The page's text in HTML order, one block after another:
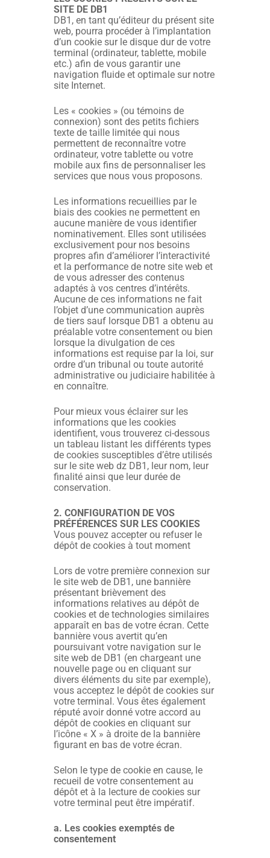
SITE DE DB1
DB1, en tant qu’éditeur du présent site
web, pourra procéder à l’implantation
d’un cookie sur le disque dur de votre
terminal (ordinateur, tablette, mobile
etc.) afin de vous garantir une
navigation fluide et optimale sur notre
site Internet.
Les « cookies » (ou témoins de
connexion) sont des petits fichiers
texte de taille limitée qui nous
permettent de reconnaître votre
ordinateur, votre tablette ou votre
mobile aux fins de personnaliser les
services que nous vous proposons.
Les informations recueillies par le
biais des cookies ne permettent en
aucune manière de vous identifier
nominativement. Elles sont utilisées
exclusivement pour nos besoins
propres afin d’améliorer l’interactivité
et la performance de notre site web et
de vous adresser des contenus
adaptés à vos centres d’intérêts.
Aucune de ces informations ne fait
l’objet d’une communication auprès
de tiers sauf lorsque DB1 a obtenu au
préalable votre consentement ou bien
lorsque la divulgation de ces
informations est requise par la loi, sur
ordre d’un tribunal ou toute autorité
administrative ou judiciaire habilitée à
en connaître.
Pour mieux vous éclairer sur les
informations que les cookies
identifient, vous trouverez ci-dessous
un tableau listant les différents types
de cookies susceptibles d’être utilisés
sur le site web dz DB1, leur nom, leur
finalité ainsi que leur durée de
conservation.
2. CONFIGURATION DE VOS
PRÉFÉRENCES SUR LES COOKIES
Vous pouvez accepter ou refuser le
dépôt de cookies à tout moment
Lors de votre première connexion sur
le site web de DB1, une bannière
présentant brièvement des
informations relatives au dépôt de
cookies et de technologies similaires
apparaît en bas de votre écran. Cette
bannière vous avertit qu’en
poursuivant votre navigation sur le
site web de DB1 (en chargeant une
nouvelle page ou en cliquant sur
divers éléments du site par exemple),
vous acceptez le dépôt de cookies sur
votre terminal. Vous êtes également
réputé avoir donné votre accord au
dépôt de cookies en cliquant sur
l’icône « X » à droite de la bannière
figurant en bas de votre écran.
Selon le type de cookie en cause, le
recueil de votre consentement au
dépôt et à la lecture de cookies sur
votre terminal peut être impératif.
a. Les cookies exemptés de
consentement